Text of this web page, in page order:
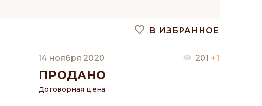
В ИЗБРАННОЕ
14 ноября 2020 201 +1
ПРОДАНО
Договорная цена